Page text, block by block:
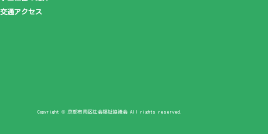
交通アクセス
Copyright © 京都市南区社会福祉協議会 All rights reserved.